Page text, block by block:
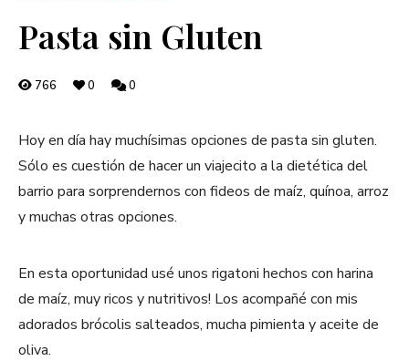
Pasta sin Gluten
766 0 0
Hoy en día hay muchísimas opciones de pasta sin gluten.
Sólo es cuestión de hacer un viajecito a la dietética del
barrio para sorprendernos con fideos de maíz, quínoa, arroz
y muchas otras opciones.
En esta oportunidad usé unos rigatoni hechos con harina
de maíz, muy ricos y nutritivos! Los acompañé con mis
adorados brócolis salteados, mucha pimienta y aceite de
oliva.